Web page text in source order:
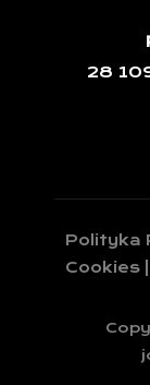
28
Polityka
Cookies |